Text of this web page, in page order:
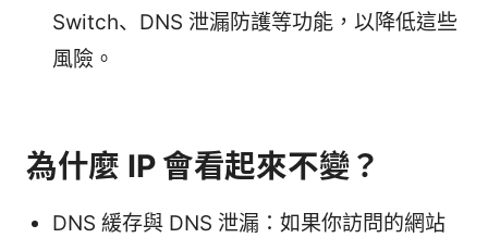
Switch、DNS 泄漏防護等功能，以降低這些
風險。
為什麼 IP 會看起來不變？
DNS 緩存與 DNS 泄漏：如果你訪問的網站